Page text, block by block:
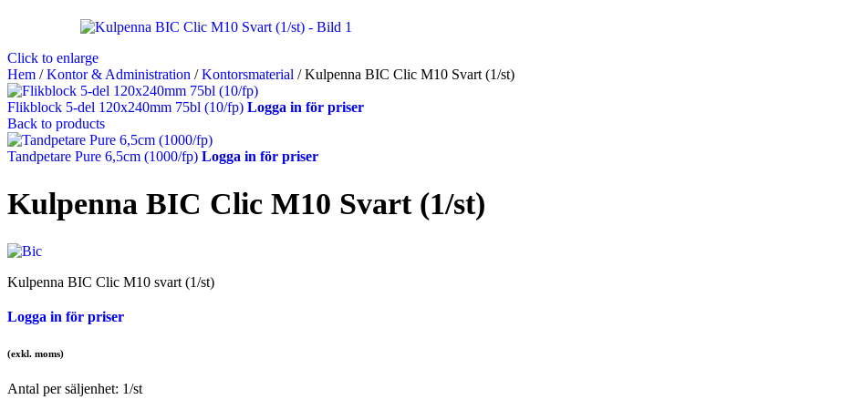
Click to enlarge
Hem / Kontor & Administration / Kontorsmaterial / Kulpenna BIC Clic M10 Svart (1/st)
Flikblock 5-del 120x240mm 75bl (10/fp) Logga in för priser
Back to products
Tandpetare Pure 6,5cm (1000/fp) Logga in för priser
Kulpenna BIC Clic M10 Svart (1/st)
Kulpenna BIC Clic M10 svart (1/st)
Logga in för priser
(exkl. moms)
Antal per säljenhet: 1/st